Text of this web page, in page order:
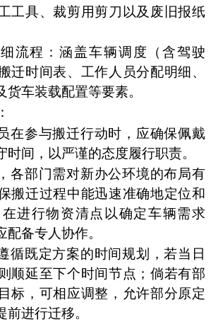
工具、裁剪用剪刀以及废旧报纸
流程：涵盖车辆调度（含驾驶
迁时间表、工作人员分配明细、
车装载配置等要素。
在参与搬迁行动时，应确保佩戴
时间，以严谨的态度履行职责。
各部门需对新办公环境的布局有
搬迁过程中能迅速准确地定位和
进行物资清点以确定车辆需求
备专人协作。
循既定方案的时间规划，若当日
顺延至下个时间节点；倘若有部
标，可相应调整，允许部分原定
进行迁移。